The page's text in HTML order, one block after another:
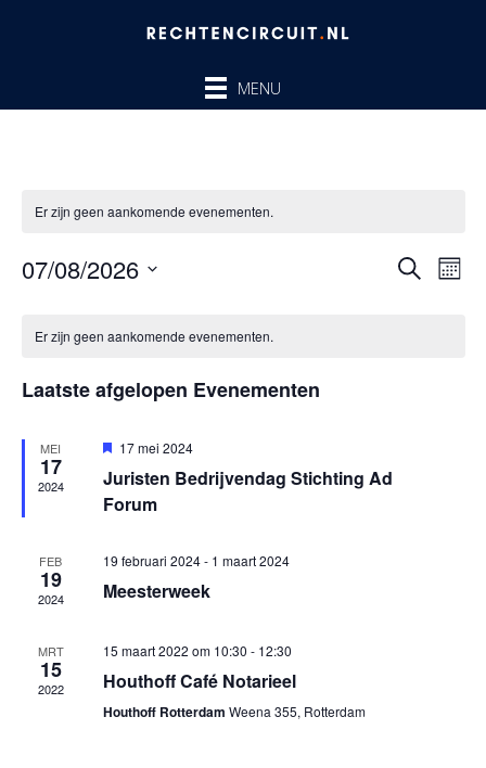
MENU
Er zijn geen aankomende evenementen.
ZOEKEN
07/08/2026
datum.
van
Er zijn geen aankomende evenementen.
Laatste afgelopen Evenementen
MEI
17
2024
Uitgelicht
17 mei 2024
Juristen Bedrijvendag Stichting Ad
Forum
FEB
19
2024
19 februari 2024- 1 maart 2024
Meesterweek
MRT
15
2022
15 maart 2022 om 10:30 - 12:30
Houthoff Café Notarieel
Houthoff Rotterdam Weena 355, Rotterdam